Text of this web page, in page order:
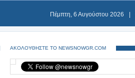
Πέμπτη, 6 Αυγούστου 2026
ΑΚΟΛΟΥΘΗΣΤΕ ΤΟ NEWSNOWGR.COM